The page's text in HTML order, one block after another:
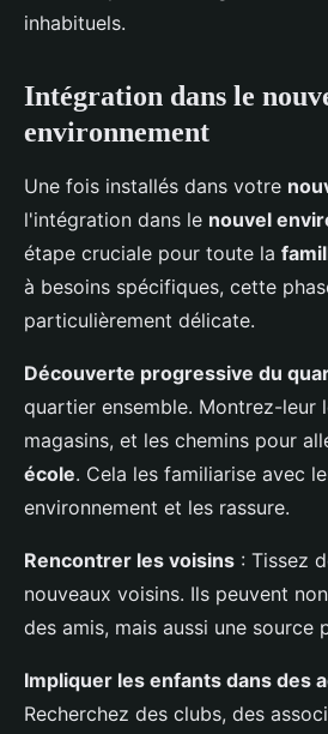
inhabituels.
Intégration dans le
environnement
Une fois installés dans votre
l'intégration dans le nouvel
étape cruciale pour toute la
à besoins spécifiques, cette
particulièrement délicate.
Découverte progressive du
quartier ensemble. Montrez-leur
magasins, et les chemins pour
école. Cela les familiarise avec
environnement et les rassure.
Rencontrer les voisins : Tissez
nouveaux voisins. Ils peuvent
des amis, mais aussi une source
Impliquer les enfants dans des
Recherchez des clubs, des